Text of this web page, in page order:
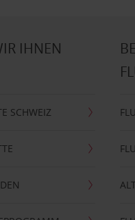
IHNEN
SCHWEIZ